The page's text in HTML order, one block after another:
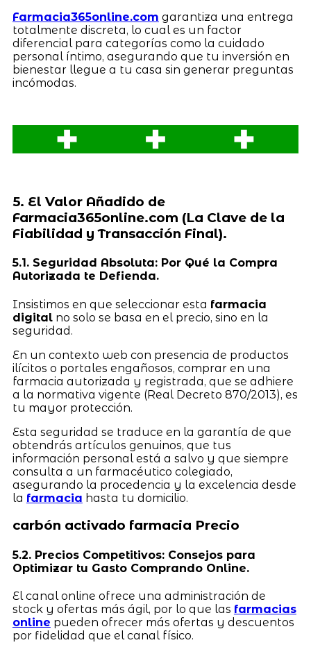
Farmacia365online.com garantiza una entrega
totalmente discreta, lo cual es un factor
diferencial para categorías como la cuidado
personal íntimo, asegurando que tu inversión en
bienestar llegue a tu casa sin generar preguntas
incómodas.
5. El Valor Añadido de
Farmacia365online.com (La Clave de la
Fiabilidad y Transacción Final).
5.1. Seguridad Absoluta: Por Qué la Compra
Autorizada te Defienda.
Insistimos en que seleccionar esta farmacia
digitalno solo se basa en el precio, sino en la
seguridad.
En un contexto web con presencia de productos
ilícitos o portales engañosos, comprar en una
farmacia autorizada y registrada, que se adhiere
a la normativa vigente (Real Decreto 870/2013), es
tu mayor protección.
Esta seguridad se traduce en la garantía de que
obtendrás artículos genuinos, que tus
información personal está a salvo y que siempre
consulta a un farmacéutico colegiado,
asegurando la procedencia y la excelencia desde
la farmacia hasta tu domicilio.
carbón activado farmacia Precio
5.2. Precios Competitivos: Consejos para
Optimizar tu Gasto Comprando Online.
El canal online ofrece una administración de
stock y ofertas más ágil, por lo que las farmacias
online pueden ofrecer más ofertas y descuentos
por fidelidad que el canal físico.